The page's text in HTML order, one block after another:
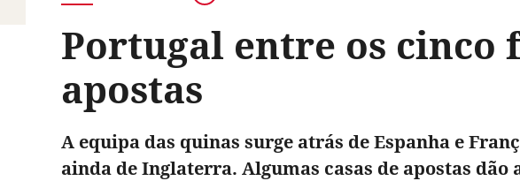
Portugal entre os cinco
apostas
A equipa das quinas surge atrás de Espanha e
ainda de Inglaterra. Algumas casas de apostas